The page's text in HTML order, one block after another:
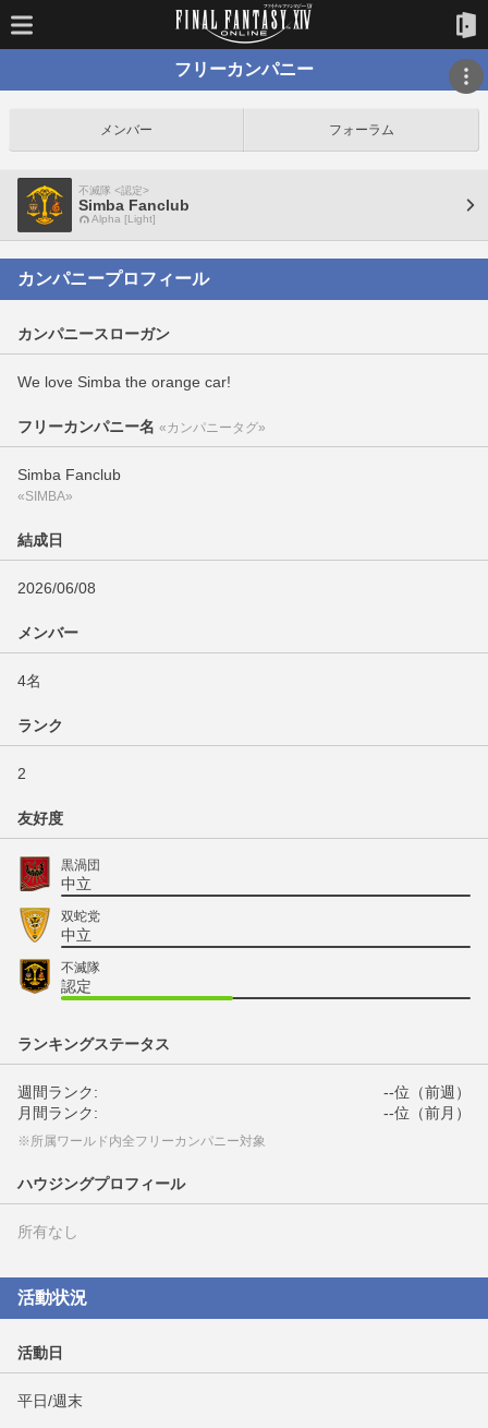
フリーカンパニー
メンバー フォーラム
不滅隊 <認定>
Simba Fanclub
Alpha [Light]
カンパニープロフィール
カンパニースローガン
We love Simba the orange car!
フリーカンパニー名 «カンパニータグ»
Simba Fanclub
«SIMBA»
結成日
2026/06/08
メンバー
4名
ランク
2
友好度
黒渦団
中立
双蛇党
中立
不滅隊
認定
ランキングステータス
週間ランク:
--位（前週）
月間ランク:
--位（前月）
※所属ワールド内全フリーカンパニー対象
ハウジングプロフィール
所有なし
活動状況
活動日
平日/週末